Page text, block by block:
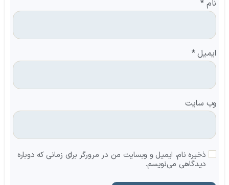
نام *
ایمیل*
وب‌ سایت
ذخیره نام، ایمیل و وبسایت من در مرورگر برای زمانی که دوباره
دیدگاهی می‌نویسم.